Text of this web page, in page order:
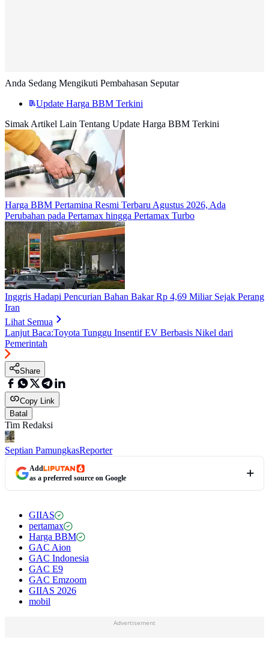
Anda Sedang Mengikuti Pembahasan Seputar
Update Harga BBM Terkini
Simak Artikel Lain Tentang Update Harga BBM Terkini
Harga BBM Pertamina Resmi Terbaru Agustus 2026, Ada
Perubahan pada Pertamax hingga Pertamax Turbo
Inggris Hadapi Pencurian Bahan Bakar Rp 4,69 Miliar Sejak Perang
Iran
Lihat Semua
Lanjut Baca:Toyota Tunggu Insentif EV Berbasis Nikel dari
Pemerintah
Share
Copy Link
Batal
Tim Redaksi
Septian PamungkasReporter
Add
as a preferred source on Google
GIIAS
pertamax
Harga BBM
GAC Aion
GAC Indonesia
GAC E9
GAC Emzoom
GIIAS 2026
mobil
Advertisement